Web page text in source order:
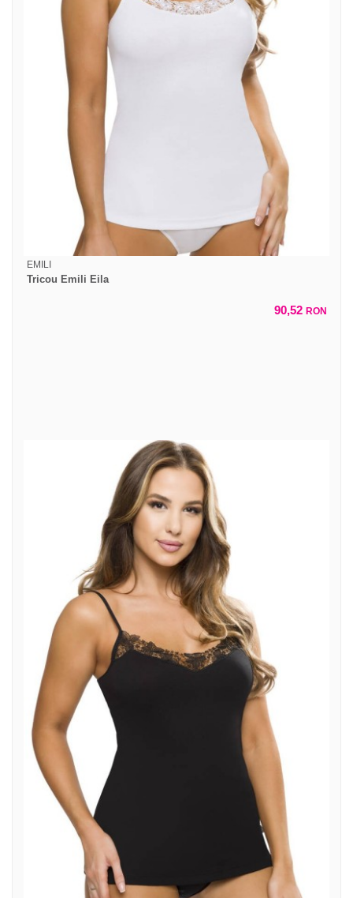
EMILI
Tricou Emili Eila
90,52 RON